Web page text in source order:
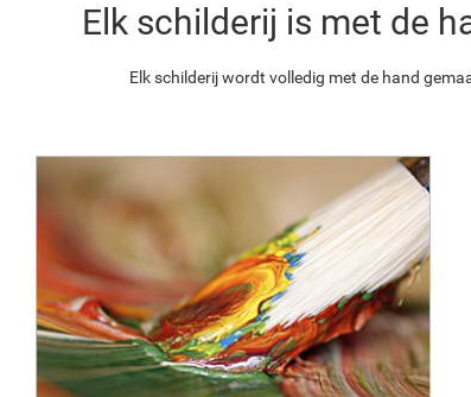
Elk schilderij is met de
Elk schilderij wordt volledig met de hand